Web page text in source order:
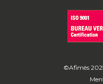
©Afimès